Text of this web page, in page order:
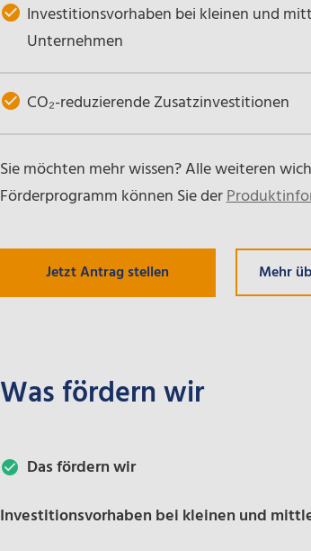
Investitionsvorhaben bei kleinen und
Unternehmen
CO₂-reduzierende Zusatzinvestitionen
Sie möchten mehr wissen? Alle weiteren
Förderprogramm können Sie der
Jetzt Antrag stellen Mehr
Was fördern wir
Das fördern wir
Investitionsvorhaben bei kleinen und